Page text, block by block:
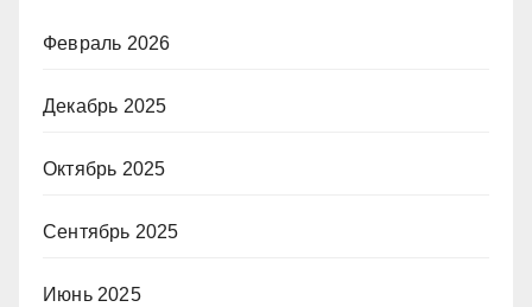
Февраль 2026
Декабрь 2025
Октябрь 2025
Сентябрь 2025
Июнь 2025